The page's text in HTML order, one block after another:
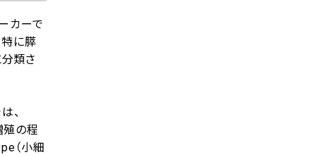
カーで
特に膵
類さ
、
殖の程
（小細